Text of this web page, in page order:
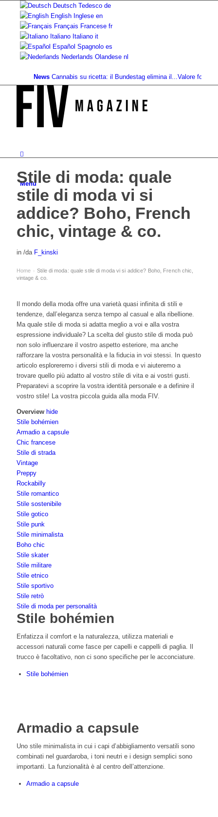
Deutsch Tedesco de
English Inglese en
Français Francese fr
Italiano Italiano it
Español Spagnolo es
Nederlands Olandese nl
News Cannabis su ricetta: il Bundestag elimina il...Valore fondiario di
Menu
Stile di moda: quale
stile di moda vi si
addice? Boho, French
chic, vintage & co.
in /da F_kinski
Home › Stile di moda: quale stile di moda vi si addice? Boho, French chic,
vintage & co.
Il mondo della moda offre una varietà quasi infinita di stili e
tendenze, dall’eleganza senza tempo al casual e alla ribellione.
Ma quale stile di moda si adatta meglio a voi e alla vostra
espressione individuale? La scelta del giusto stile di moda può
non solo influenzare il vostro aspetto esteriore, ma anche
rafforzare la vostra personalità e la fiducia in voi stessi. In questo
articolo esploreremo i diversi stili di moda e vi aiuteremo a
trovare quello più adatto al vostro stile di vita e ai vostri gusti.
Preparatevi a scoprire la vostra identità personale e a definire il
vostro stile! La vostra piccola guida alla moda FIV.
Overview hide
Stile bohémien
Armadio a capsule
Chic francese
Stile di strada
Vintage
Preppy
Rockabilly
Stile romantico
Stile sostenibile
Stile gotico
Stile punk
Stile minimalista
Boho chic
Stile skater
Stile militare
Stile etnico
Stile sportivo
Stile retrò
Stile di moda per personalità
Stile bohémien
Enfatizza il comfort e la naturalezza, utilizza materiali e
accessori naturali come fasce per capelli e cappelli di paglia. Il
trucco è facoltativo, non ci sono specifiche per le acconciature.
Stile bohémien
Armadio a capsule
Uno stile minimalista in cui i capi d’abbigliamento versatili sono
combinati nel guardaroba, i toni neutri e i design semplici sono
importanti. La funzionalità è al centro dell’attenzione.
Armadio a capsule